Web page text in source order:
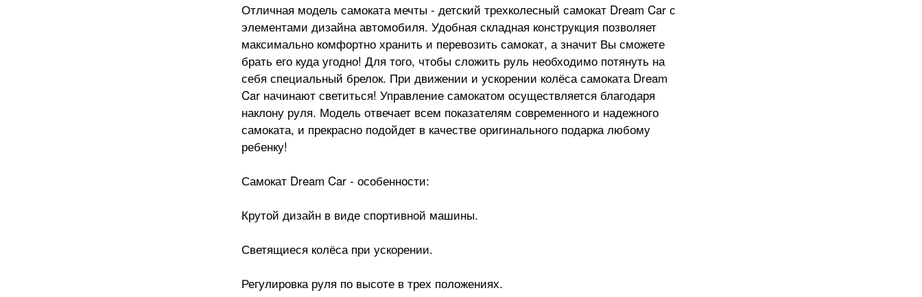
Отличная модель самоката мечты - детский трехколесный самокат Dream Car с
элементами дизайна автомобиля. Удобная складная конструкция позволяет
максимально комфортно хранить и перевозить самокат, а значит Вы сможете
брать его куда угодно! Для того, чтобы сложить руль необходимо потянуть на
себя специальный брелок. При движении и ускорении колёса самоката Dream
Car начинают светиться! Управление самокатом осуществляется благодаря
наклону руля. Модель отвечает всем показателям современного и надежного
самоката, и прекрасно подойдет в качестве оригинального подарка любому
ребенку!
Самокат Dream Car - особенности:
Крутой дизайн в виде спортивной машины.
Светящиеся колёса при ускорении.
Регулировка руля по высоте в трех положениях.